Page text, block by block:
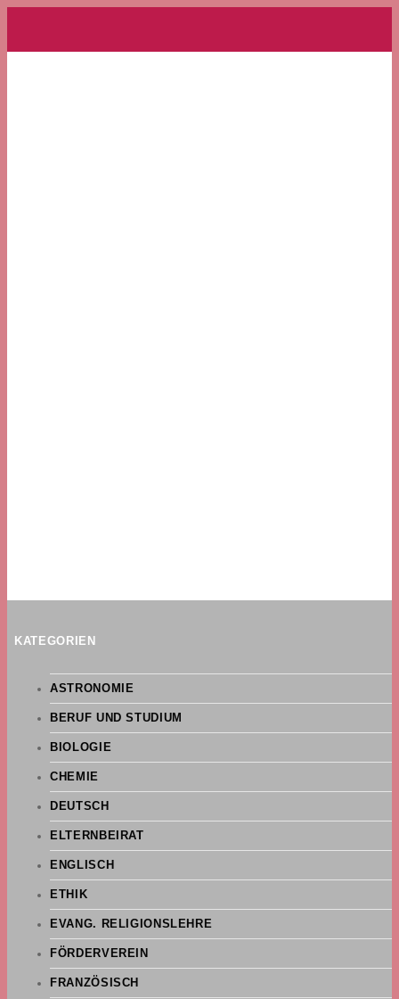
KATEGORIEN
ASTRONOMIE
BERUF UND STUDIUM
BIOLOGIE
CHEMIE
DEUTSCH
ELTERNBEIRAT
ENGLISCH
ETHIK
EVANG. RELIGIONSLEHRE
FÖRDERVEREIN
FRANZÖSISCH